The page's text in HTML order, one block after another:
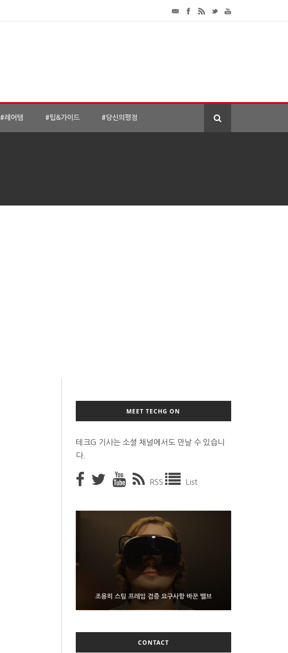
#레어템 #팁&가이드 #당신의평점
MEET TECHG ON
테크G 기사는 소셜 채널에서도 만날 수 있습니
다.
RSS List
조용히 스팀 프레임 검증 요구사항 바꾼 밸브
9월 4일부터 서비스 접는 안드로이드 장치용 구글 어
시스턴트
FMS 2026서 차세대 3D 메모리 ZHBM·ZNAND-O
모형 처음 선보인 삼성전자
CONTACT